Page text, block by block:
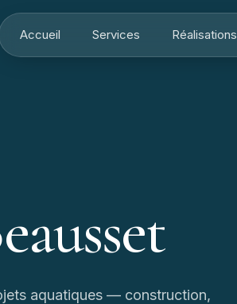
Accueil Services Réalisations
aquatiques — construction,